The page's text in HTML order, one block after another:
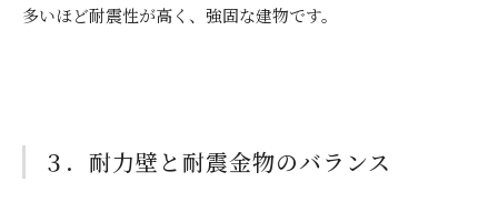
多いほど耐震性が高く、強固な建物です。
３．耐力壁と耐震金物のバランス